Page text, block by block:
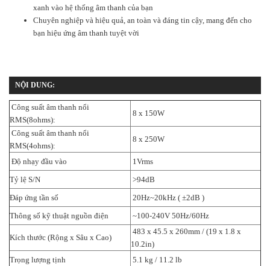
xanh vào hệ thống âm thanh của bạn
Chuyên nghiệp và hiệu quả, an toàn và đáng tin cậy, mang đến cho
bạn hiệu ứng âm thanh tuyệt vời
NỘI DUNG:
Công suất âm thanh nổi
RMS(8ohms):
8 x 150W
Công suất âm thanh nổi
RMS(4ohms):
8 x 250W
Độ nhạy đầu vào
1Vrms
Tỷ lệ S/N
>94dB
Đáp ứng tần số
20Hz~20kHz ( ±2dB )
Thông số kỹ thuật nguồn điện
~100-240V 50Hz/60Hz
Kích thước (Rộng x Sâu x Cao)
483 x 45.5 x 260mm / (19 x 1.8 x
10.2in)
Trọng lượng tịnh
5.1 kg / 11.2 lb